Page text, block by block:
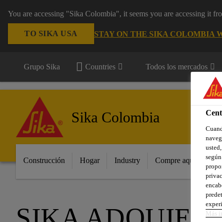
You are accessing "Sika Colombia", it seems you are accessing it
TO SIKA USA STAY ON THE SIKA COLOMBIA
Grupo Sika Countries Todos los mercados
Sika Colombia
Construcción Hogar Industry Compre aquí
Más